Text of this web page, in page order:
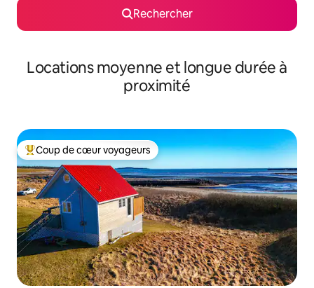
Rechercher
Locations moyenne et longue durée à
proximité
Coups de cœur voyageurs les plus appréciés
Coup de cœur voyageurs